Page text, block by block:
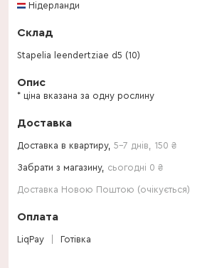
Нідерланди
Склад
Stapelia leendertziae d5 (10)
Опис
* ціна вказана за одну рослину
Доставка
Доставка в квартиру, 5-7 днів 150 ₴
Забрати з магазину, сьогодні 0 ₴
Доставка Новою Поштою (очікується)
Оплата
LiqPay Готівка